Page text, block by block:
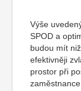
Výše
SPOD a
budou mít
efektivněji
prostor při